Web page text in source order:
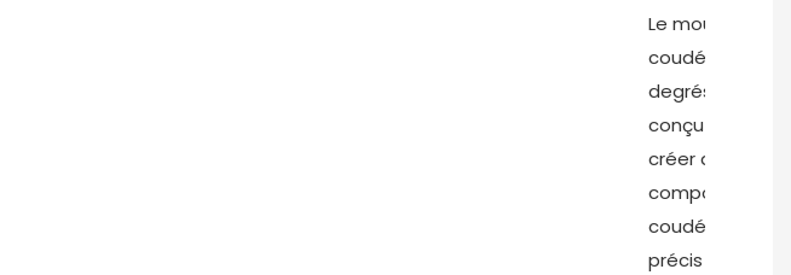
Le moule
coudé à 180
degrés est
conçu pour
créer des
composants
coudés
précis pour